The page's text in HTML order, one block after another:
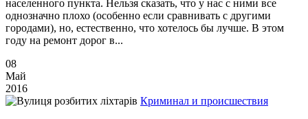
населенного пункта. Нельзя сказать, что у нас с ними все
однозначно плохо (особенно если сравнивать с другими
городами), но, естественно, что хотелось бы лучше. В этом
году на ремонт дорог в...
08
Май
2016
Криминал и происшествия